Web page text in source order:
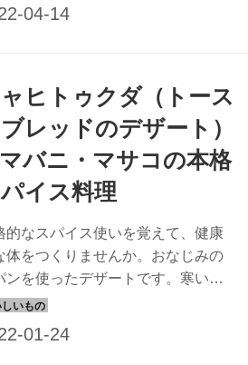
ヒトゥクダ（トース
ブレッドのデザート）
マバニ・マサコの本格
イス料理
的なスパイス使いを覚えて、健康
体をつくりませんか。おなじみの
ンを使ったデザートです。寒い日
食にもいかがでしょうか。